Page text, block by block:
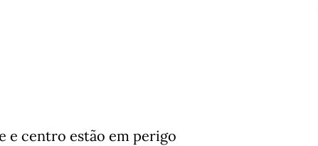
e centro estão em perigo